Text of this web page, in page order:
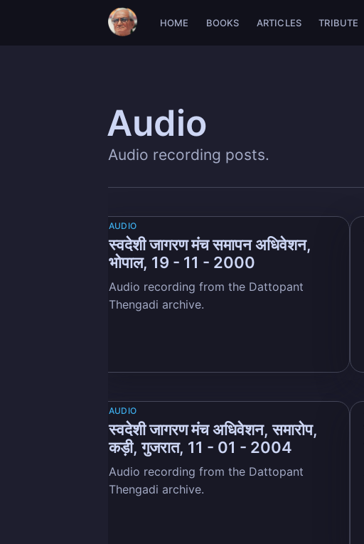
HOME BOOKS ARTICLES TRIBUTE
Audio
Audio recording posts.
AUDIO
स्वदेशी जागरण मंच समापन अधिवेशन,
भोपाल, 19 - 11 - 2000
Audio recording from the Dattopant
Thengadi archive.
AUDIO
स्वदेशी जागरण मंच अधिवेशन, समारोप,
कड़ी, गुजरात, 11 - 01 - 2004
Audio recording from the Dattopant
Thengadi archive.